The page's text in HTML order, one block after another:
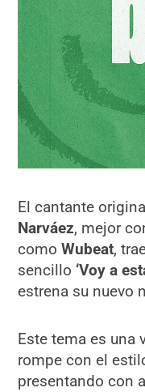
El cantante
Narváez, mejor
comoWubeat,
sencillo ‘Voy a
estrena su nuevo
Este tema es una
rompe con el
presentando con